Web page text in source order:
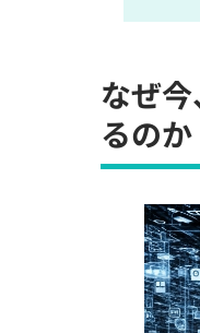
なぜ
るのか